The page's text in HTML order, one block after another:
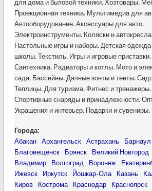
для дома и бытовой техники. Хозтовары.
Проекционная техника. Мультимедиа для
Автооборудование. Аксессуары для авто.
Электроинструменты. Коляски и
Настольные игры и наборы. Детская
школы. Текстиль. Игры и игровые
Сантехника. Радиаторы и котлы. Мото и
сада. Бассейны. Дачные зонты и тенты.
Теплицы. Для туризма. Фитнес и
Спортивные снаряды и принадлежности.
Украшения и интерьер. Подарки и сувениры.
Города:
Абакан
Архангельск Астрахань Барнаул
Благовещенск
Брянск Великий Новгород
Владимир
Волгоград Воронеж
Ижевск
Иркутск Йошкар-Ола Казань
Киров
Кострома Краснодар Красноярск